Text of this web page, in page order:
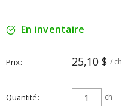
En inventaire
Prix 25,10 $ / ch
Quantité ch